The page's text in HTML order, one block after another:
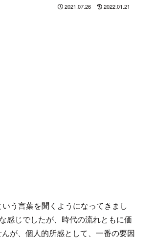
2021.07.26 2022.01.21
う言葉を聞くようになってきまし
感じでしたが、時代の流れともに価
が、個人的所感として、一番の要因